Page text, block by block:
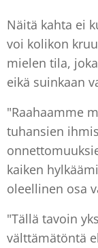
Näitä kahta ei
voi kolikon
mielen tila,
eikä suinkaan
"Raahaamme
tuhansien
kaiken
oleellinen osa
"Tällä tavoin
välttämätöntä